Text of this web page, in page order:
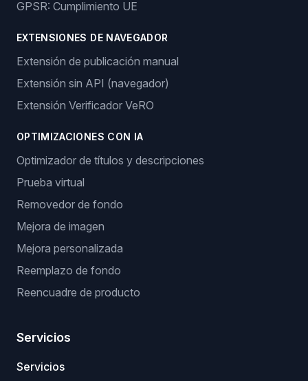
GPSR: Cumplimiento UE
EXTENSIONES DE NAVEGADOR
Extensión de publicación manual
Extensión sin API (navegador)
Extensión Verificador VeRO
OPTIMIZACIONES CON IA
Optimizador de títulos y descripciones
Prueba virtual
Removedor de fondo
Mejora de imagen
Mejora personalizada
Reemplazo de fondo
Reencuadre de producto
Servicios
Servicios